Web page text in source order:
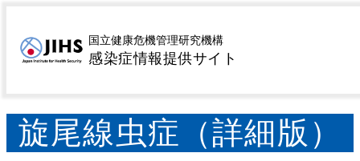
国立健康危機管理研究機構
感染症情報提供サイト
トップページ>感染症を探す>疾患名から探す
旋尾線虫症 >旋尾線虫症（詳細版）
旋尾線虫症（詳細版）